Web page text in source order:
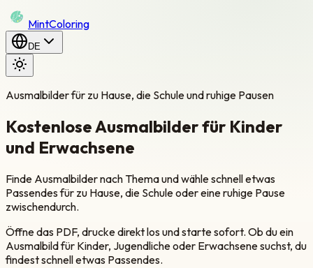
MintColoring
DE
Ausmalbilder für zu Hause, die Schule und ruhige Pausen
Kostenlose Ausmalbilder für Kinder
und Erwachsene
Finde Ausmalbilder nach Thema und wähle schnell etwas
Passendes für zu Hause, die Schule oder eine ruhige Pause
zwischendurch.
Öffne das PDF, drucke direkt los und starte sofort. Ob du ein
Ausmalbild für Kinder, Jugendliche oder Erwachsene suchst, du
findest schnell etwas Passendes.